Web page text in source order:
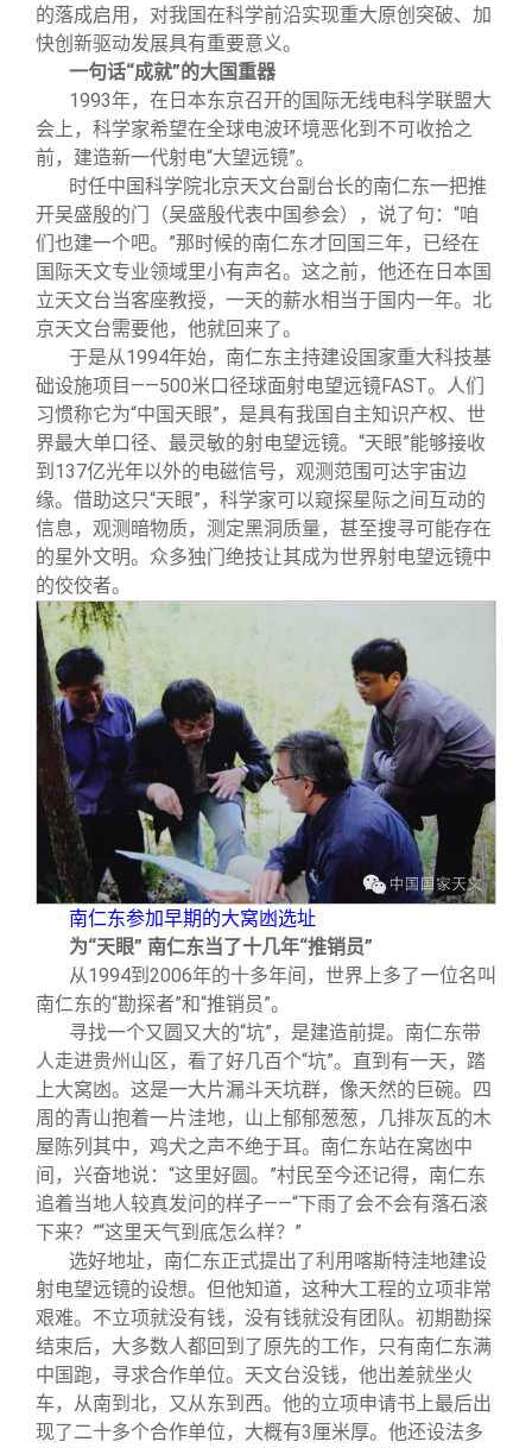
制度法规
联系我们
的落成启用，对我国在科学前沿实现重大原创突破、加
快创新驱动发展具有重要意义。
一句话“成就”的大国重器
1993年，在日本东京召开的国际无线电科学联盟大
会上，科学家希望在全球电波环境恶化到不可收拾之
前，建造新一代射电“大望远镜”。
时任中国科学院北京天文台副台长的南仁东一把推
开吴盛殷的门（吴盛殷代表中国参会），说了句：“咱
们也建一个吧。”那时候的南仁东才回国三年，已经在
国际天文专业领域里小有声名。这之前，他还在日本国
立天文台当客座教授，一天的薪水相当于国内一年。北
京天文台需要他，他就回来了。
于是从1994年始，南仁东主持建设国家重大科技基
础设施项目——500米口径球面射电望远镜FAST。人们
习惯称它为“中国天眼”，是具有我国自主知识产权、世
界最大单口径、最灵敏的射电望远镜。“天眼”能够接收
到137亿光年以外的电磁信号，观测范围可达宇宙边
缘。借助这只“天眼”，科学家可以窥探星际之间互动的
信息，观测暗物质，测定黑洞质量，甚至搜寻可能存在
的星外文明。众多独门绝技让其成为世界射电望远镜中
的佼佼者。
南仁东参加早期的大窝凼选址
为“天眼” 南仁东当了十几年“推销员”
从1994到2006年的十多年间，世界上多了一位名叫
南仁东的“勘探者”和“推销员”。
寻找一个又圆又大的“坑”，是建造前提。南仁东带
人走进贵州山区，看了好几百个“坑”。直到有一天，踏
上大窝凼。这是一大片漏斗天坑群，像天然的巨碗。四
周的青山抱着一片洼地，山上郁郁葱葱，几排灰瓦的木
屋陈列其中，鸡犬之声不绝于耳。南仁东站在窝凼中
间，兴奋地说：“这里好圆。”村民至今还记得，南仁东
追着当地人较真发问的样子——“下雨了会不会有落石滚
下来？”“这里天气到底怎么样？”
选好地址，南仁东正式提出了利用喀斯特洼地建设
射电望远镜的设想。但他知道，这种大工程的立项非常
艰难。不立项就没有钱，没有钱就没有团队。初期勘探
结束后，大多数人都回到了原先的工作，只有南仁东满
中国跑，寻求合作单位。天文台没钱，他出差就坐火
车，从南到北，又从东到西。他的立项申请书上最后出
现了二十多个合作单位，大概有3厘米厚。他还设法多